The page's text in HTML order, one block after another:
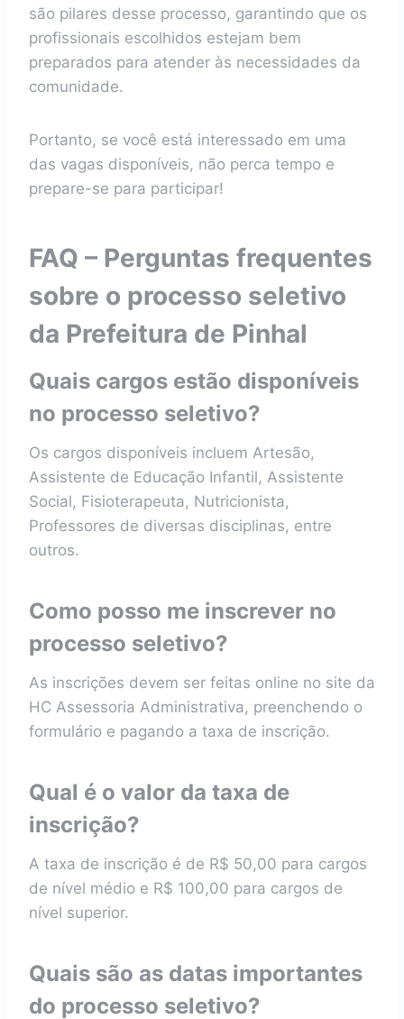
são pilares desse processo, garantindo que os
profissionais escolhidos estejam bem
preparados para atender às necessidades da
comunidade.
Portanto, se você está interessado em uma
das vagas disponíveis, não perca tempo e
prepare-se para participar!
FAQ – Perguntas frequentes
sobre o processo seletivo
da Prefeitura de Pinhal
Quais cargos estão disponíveis
no processo seletivo?
Os cargos disponíveis incluem Artesão,
Assistente de Educação Infantil, Assistente
Social, Fisioterapeuta, Nutricionista,
Professores de diversas disciplinas, entre
outros.
Como posso me inscrever no
processo seletivo?
As inscrições devem ser feitas online no site da
HC Assessoria Administrativa, preenchendo o
formulário e pagando a taxa de inscrição.
Qual é o valor da taxa de
inscrição?
A taxa de inscrição é de R$ 50,00 para cargos
de nível médio e R$ 100,00 para cargos de
nível superior.
Quais são as datas importantes
do processo seletivo?